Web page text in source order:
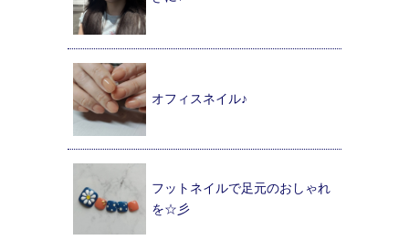
オフィスネイル♪
フットネイルで足元のおしゃれ
を☆彡